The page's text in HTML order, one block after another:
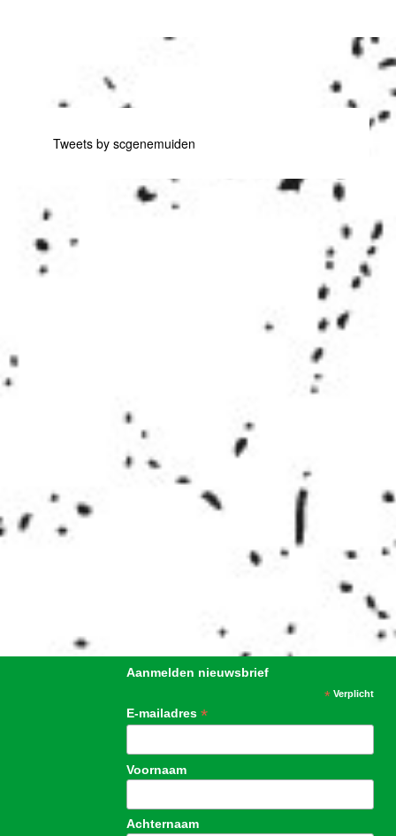
Tweets by scgenemuiden
Aanmelden nieuwsbrief
*Verplicht
E-mailadres*
Voornaam
Achternaam